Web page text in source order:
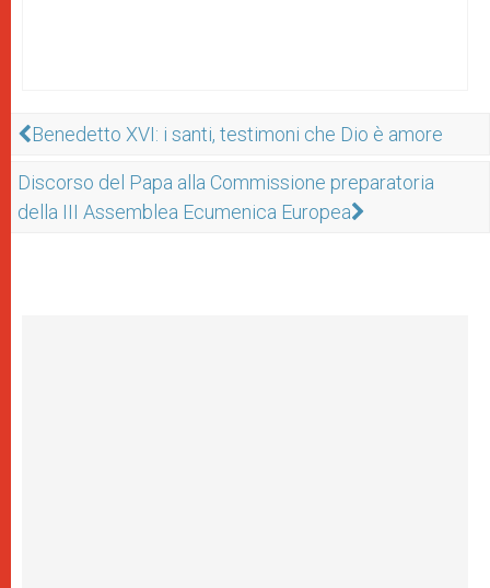
Benedetto XVI: i santi, testimoni che Dio è amore
Discorso del Papa alla Commissione preparatoria
della III Assemblea Ecumenica Europea